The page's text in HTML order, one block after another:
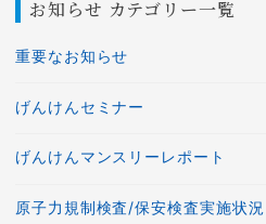
お知らせ カテゴリー一覧
重要なお知らせ
げんけんセミナー
げんけんマンスリーレポート
原子力規制検査/保安検査実施状況